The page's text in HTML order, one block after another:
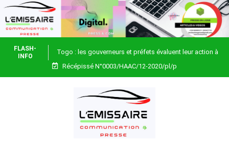
FLASH-
INFO
Togo : les gouverneurs et préfets évaluent leur action à
Blitta
Récépissé N°0003/HAAC/12-2020/pl/p